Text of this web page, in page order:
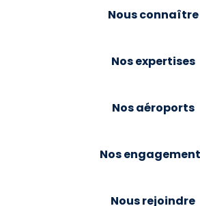
Nous connaître
Nos expertises
Nos aéroports
Nos
Nous rejoindre